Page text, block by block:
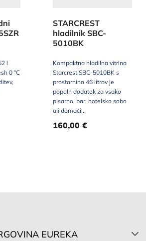
°C
STARCREST
hladilnik SBC-
5010BK
Kompaktna hladilna vitrina
Starcrest SBC-5010BK s
prostornino 46 litrov je
popoln dodatek za vsako
pisarno, bar, hotelsko sobo
ali domači...
160,00€
EUREKA